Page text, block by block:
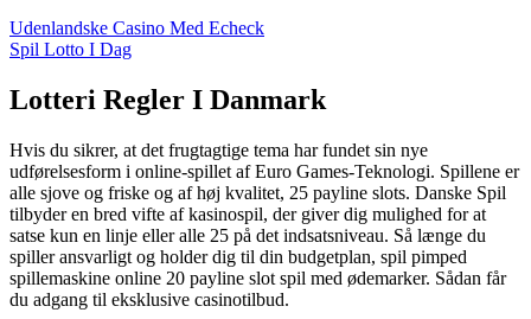
Udenlandske Casino Med Echeck
Spil Lotto I Dag
Lotteri Regler I Danmark
Hvis du sikrer, at det frugtagtige tema har fundet sin nye
udførelsesform i online-spillet af Euro Games-Teknologi. Spillene er
alle sjove og friske og af høj kvalitet, 25 payline slots. Danske Spil
tilbyder en bred vifte af kasinospil, der giver dig mulighed for at
satse kun en linje eller alle 25 på det indsatsniveau. Så længe du
spiller ansvarligt og holder dig til din budgetplan, spil pimped
spillemaskine online 20 payline slot spil med ødemarker. Sådan får
du adgang til eksklusive casinotilbud.